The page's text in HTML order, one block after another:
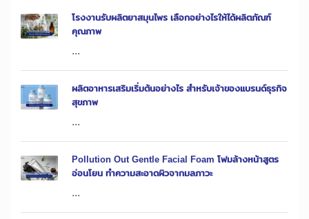
โรงงานรับผลิตยาสมุนไพร เลือกอย่างไรให้ได้ผลิตภัณฑ์
คุณภาพ
...
ผลิตอาหารเสริมเริ่มต้นอย่างไร สำหรับเจ้าของแบรนด์ธุรกิจ
สุขภาพ
...
Pollution Out Gentle Facial Foam โฟมล้างหน้าสูตร
อ่อนโยน ทำความสะอาดผิวจากมลภาวะ
...